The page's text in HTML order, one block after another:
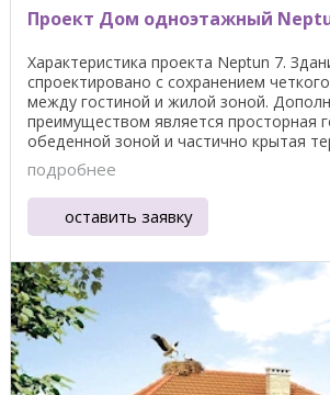
Проект Дом одноэтажный
Характеристика проекта Neptun 7.
спроектировано с сохранением
между гостиной и жилой зоной.
преимуществом является просторная
обеденной зоной и частично крытая
из обеденной ...
подробнее
оставить заявку